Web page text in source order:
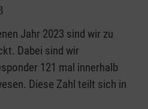
Jahr 2023 sind wir zu
Dabei sind wir
121 mal innerhalb
Diese Zahl teilt sich in